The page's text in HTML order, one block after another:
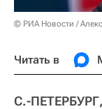
© РИА Новости /
Читать в
С.-